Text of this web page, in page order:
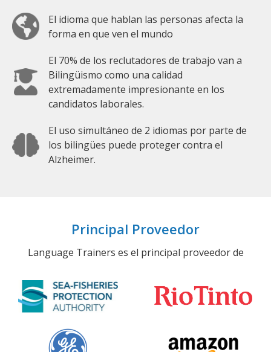
El idioma que hablan las personas afecta la
forma en que ven el mundo
El 70% de los reclutadores de trabajo van a
Bilingüismo como una calidad
extremadamente impresionante en los
candidatos laborales.
El uso simultáneo de 2 idiomas por parte de
los bilingües puede proteger contra el
Alzheimer.
Principal Proveedor
Language Trainers es el principal proveedor de